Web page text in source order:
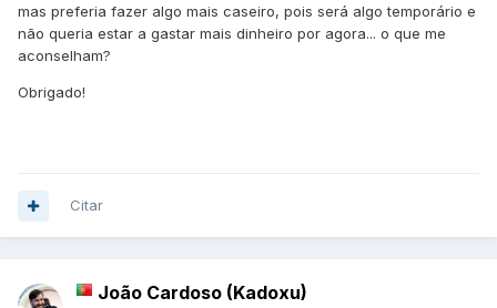
mas preferia fazer algo mais caseiro, pois será algo temporário e
não queria estar a gastar mais dinheiro por agora... o que me
aconselham?
Obrigado!
Citar
João Cardoso (Kadoxu)